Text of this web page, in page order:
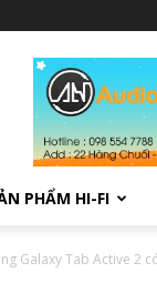
PHẨM HI-FI
Galaxy Tab Active 2